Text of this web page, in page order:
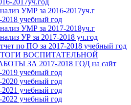
2017уч.год
УМР за 2016-2017уч.г
2018 учебный год
УМР за 2017-2018уч.г
УР за 2017-2018 уч.год
по ПО за 2017-2018 учебный год
ВОСПИТАТЕЛЬНОЙ
ЗА 2017-2018 ГОД на сайт
2019 учебный год
2020 учебный год
2021 учебный год
2022 учебный год